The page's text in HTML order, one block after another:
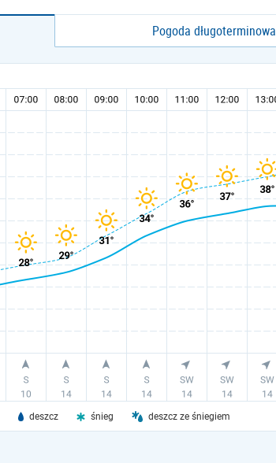
Pogoda długoterminowa
deszcz śnieg deszcz ze śniegiem